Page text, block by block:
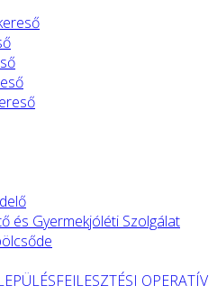
és Gyermekjóléti Szolgálat
OPERATÍV